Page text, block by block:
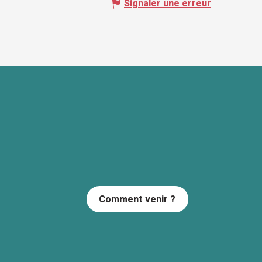
Signaler une erreur
Comment venir ?